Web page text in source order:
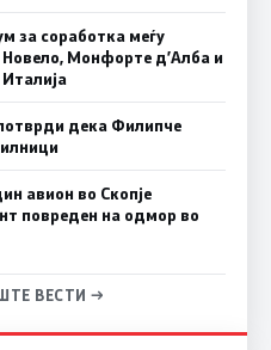
за соработка меѓу
Монфорте д’Алба и
дека Филипче
авион во Скопје
повреден на одмор во
ВЕСТИ →